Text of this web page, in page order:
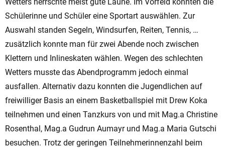
Schülerinne und Schüler eine Sportart auswählen. Zur
Auswahl standen Segeln, Windsurfen, Reiten, Tennis, …
zusätzlich konnte man für zwei Abende noch zwischen
Klettern und Inlineskaten wählen. Wegen des schlechten
Wetters musste das Abendprogramm jedoch einmal
ausfallen. Alternativ dazu konnten die Jugendlichen auf
freiwilliger Basis an einem Basketballspiel mit Drew Koka
teilnehmen und einen Tanzkurs von und mit Mag.a Christine
Rosenthal, Mag.a Gudrun Aumayr und Mag.a Maria Gutschi
besuchen. Trotz der geringen Teilnehmerinnenzahl beim